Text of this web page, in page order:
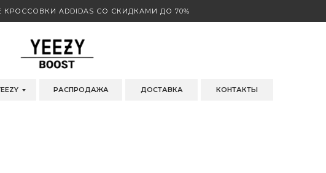
РАСПРОДАЖА ДОСТАВКА КОНТАКТЫ
ADDIDAS СО СКИДКАМИ ДО 70%